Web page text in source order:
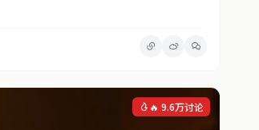
🔥 9.6万讨论